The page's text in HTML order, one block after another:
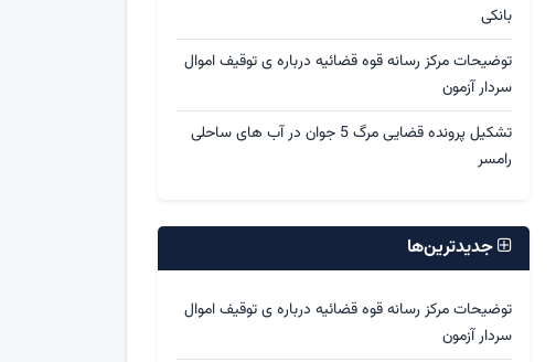
بانکی
توضیحات مرکز رسانه قوه قضائیه درباره ی توقیف اموال
سردار آزمون
تشکیل پرونده قضایی مرگ 5 جوان در آب های ساحلی
رامسر
جدیدترین‌ها
توضیحات مرکز رسانه قوه قضائیه درباره ی توقیف اموال
سردار آزمون